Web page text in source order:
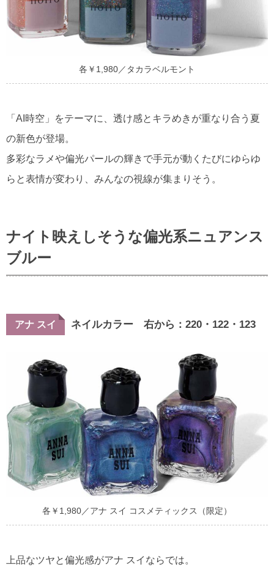
各￥1,980／タカラベルモント
「AI時空」をテーマに、透け感とキラめきが重なり合う夏
の新色が登場。
多彩なラメや偏光パールの輝きで手元が動くたびにゆらゆ
らと表情が変わり、みんなの視線が集まりそう。
ナイト映えしそうな偏光系ニュアンス
ブルー
アナ スイ ネイルカラー 右から：220・122・123
各￥1,980／アナ スイ コスメティックス（限定）
上品なツヤと偏光感がアナ スイならでは。